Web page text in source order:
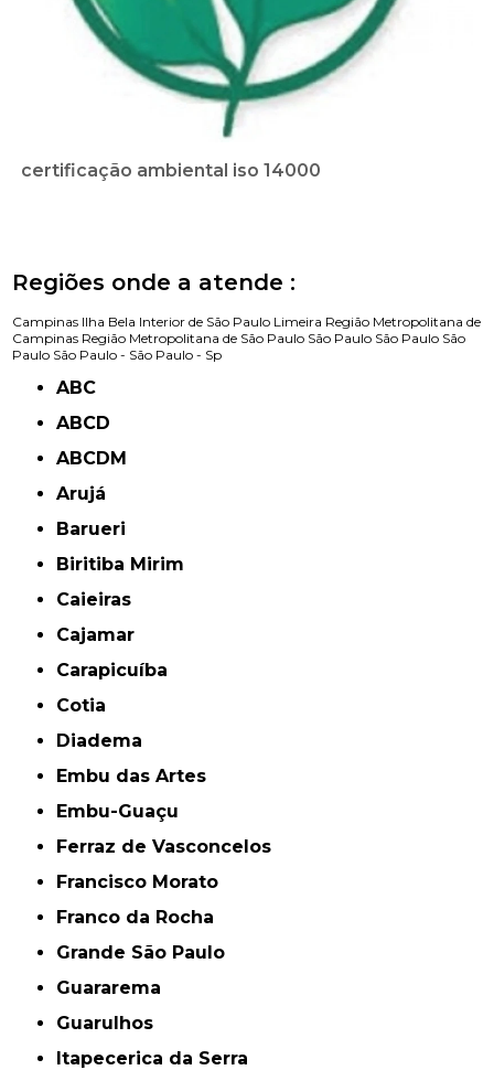
certificação ambiental iso 14000
Regiões onde a atende :
Campinas Ilha Bela Interior de São Paulo Limeira Região Metropolitana de
Campinas Região Metropolitana de São Paulo São Paulo São Paulo São
Paulo São Paulo - São Paulo - Sp
ABC
ABCD
ABCDM
Arujá
Barueri
Biritiba Mirim
Caieiras
Cajamar
Carapicuíba
Cotia
Diadema
Embu das Artes
Embu-Guaçu
Ferraz de Vasconcelos
Francisco Morato
Franco da Rocha
Grande São Paulo
Guararema
Guarulhos
Itapecerica da Serra